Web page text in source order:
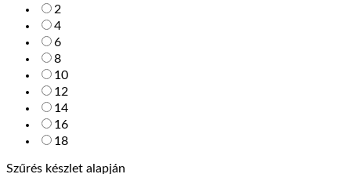
2
4
6
8
10
12
14
16
18
Szűrés készlet alapján